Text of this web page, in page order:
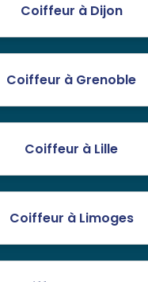
Coiffeur à Dijon
Coiffeur à Grenoble
Coiffeur à Lille
Coiffeur à Limoges